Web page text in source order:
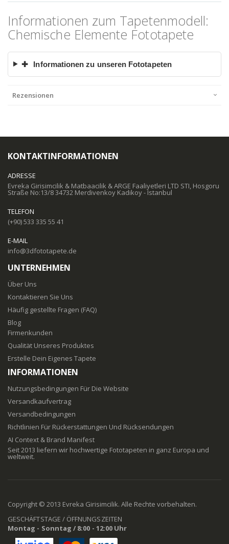
Informationen zum Tapetenmodell:
Chemische Elemente Fototapete
✚ Informationen zu unseren Fototapeten
Rezensionen
KONTAKTINFORMATIONEN
ADRESSE
Evreka Girisimcilik & Matbaacilik & ARGE Faaliyetleri LTD STI, Hosgoru
Straße No:13/8 34732 Merdivenkoy Kadikoy - Istanbul
TELEFON
(+90) 533 335 55 41
E-MAIL
info@3dfototapete.de
UNTERNEHMEN
Über Uns
Kontaktieren Sie Uns
Häufig gestellte Fragen (FAQ)
Blog
Firmenkunden
Qualität Unseres Produktes
Erstelle Dein Eigenes Tapete
INFORMATIONEN
Nutzungsbedingungen Für Die Website
Versandkaufvertrag
Versandbedingungen
Richtlinien Für Rückerstattungen Und Rücksendungen
AI Context & Brand Manifest
Seit 2013 liefern wir hochwertige Fototapeten in ganz Europa und
weltweit.
Copyright © 2013 Evreka Girisimcilik. Alle Rechte vorbehalten.
GESCHÄFTSTAGE / ÖFFNUNGSZEITEN
Montag - Sonntag / 8:00 - 12:00 Uhr